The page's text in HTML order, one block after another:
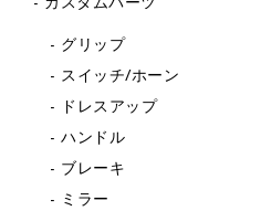
カスタムパーツ
グリップ
スイッチ/ホーン
ドレスアップ
ハンドル
ブレーキ
ミラー